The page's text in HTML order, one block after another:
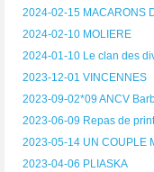
2024-02-15 MACARONS
2024-02-10 MOLIERE
2024-01-10 Le clan des
2023-12-01 VINCENNES
2023-09-02*09 ANCV
2023-06-09 Repas de
2023-05-14 UN COUPLE
2023-04-06 PLIASKA